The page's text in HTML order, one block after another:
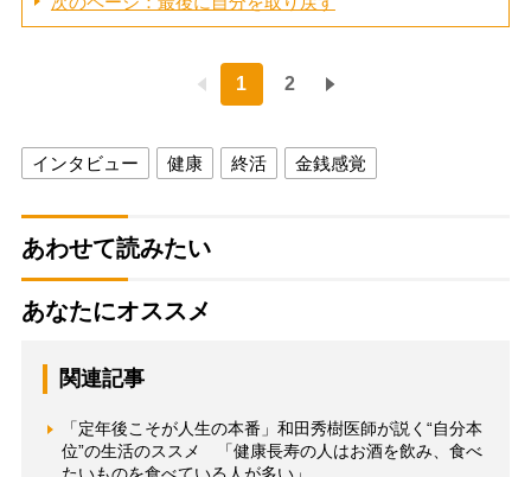
1 2
インタビュー 健康 終活 金銭感覚
あわせて読みたい
あなたにオススメ
関連記事
「定年後こそが人生の本番」和田秀樹医師が説く“自分本
位”の生活のススメ 「健康長寿の人はお酒を飲み、食べ
たいものを食べている人が多い」